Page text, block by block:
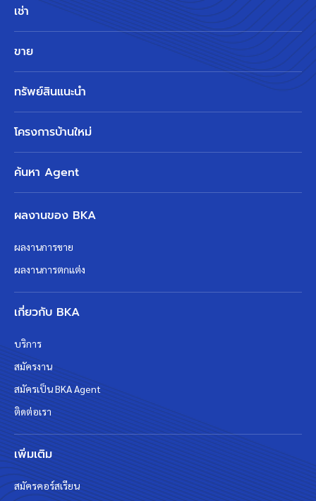
เช่า
ขาย
ทรัพย์สินแนะนำ
โครงการบ้านใหม่
ค้นหา Agent
ผลงานของ BKA
ผลงานการขาย
ผลงานการตกแต่ง
เกี่ยวกับ BKA
บริการ
สมัครงาน
สมัครเป็น BKA Agent
ติดต่อเรา
เพิ่มเติม
สมัครคอร์สเรียน